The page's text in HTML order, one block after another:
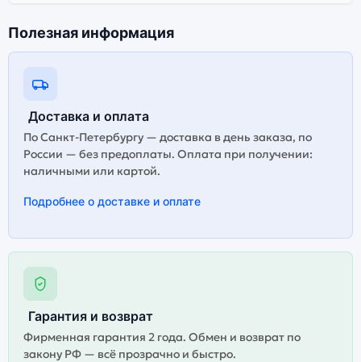
Полезная информация
Доставка и оплата
По Санкт-Петербургу — доставка в день заказа, по
России — без предоплаты. Оплата при получении:
наличными или картой.
Подробнее о доставке и оплате
Гарантия и возврат
Фирменная гарантия 2 года. Обмен и возврат по
закону РФ — всё прозрачно и быстро.